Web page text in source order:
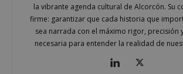
la vibrante agenda cultural de Alcorcón. Su
firme: garantizar que cada historia que
sea narrada con el máximo rigor, precisión
necesaria para entender la realidad de
Las cookies estrictamente necesarias
funcionalidad principal del sitio web,
inicio de sesión de usuario y la gestión
El sitio web no se puede utilizar
las cookies estrictamente necesarias.